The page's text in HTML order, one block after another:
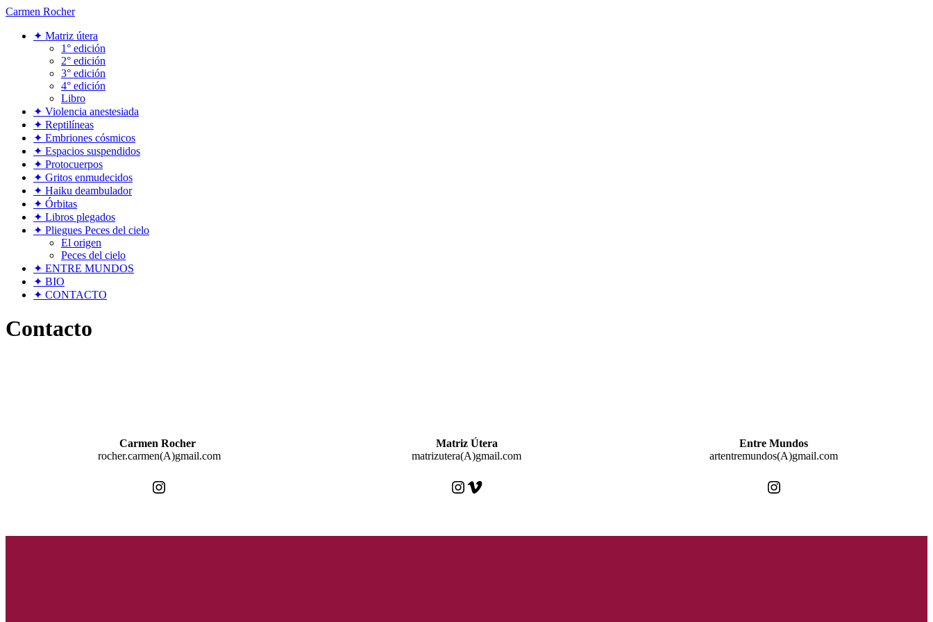
Ir
contenido
Carmen Rocher
✦ Matriz útera
1° edición
2° edición
3° edición
4° edición
Libro
✦ Violencia anestesiada
✦ Reptilíneas
✦ Embriones cósmicos
✦ Espacios suspendidos
✦ Protocuerpos
✦ Gritos enmudecidos
✦ Haiku deambulador
✦ Órbitas
✦ Libros plegados
✦ Pliegues Peces del cielo
El origen
Peces del cielo
✦ ENTRE MUNDOS
✦ BIO
✦ CONTACTO
Contacto
Carmen Rocher
rocher.carmen(A)gmail.com
Instagram
Matriz Útera
matrizutera(A)gmail.com
Instagram Vimeo
Entre Mundos
artentremundos(A)gmail.com
Instagram